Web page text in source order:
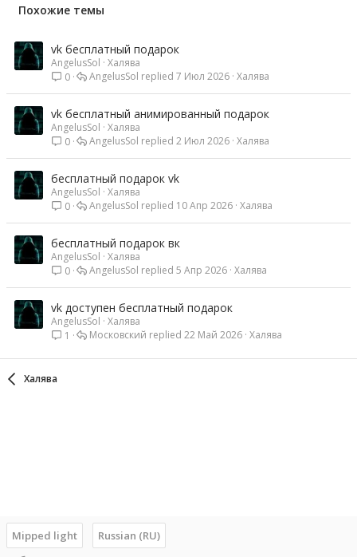
досвидания...
Похожие темы
vk бесплатный подарок
AngelusSol Халява
0
Халява
7 Июл 2026
AngelusSol
vk бесплатный анимированный подарок
AngelusSol Халява
0
Халява
2 Июл 2026
AngelusSol
бесплатный подарок vk
AngelusSol Халява
0
Халява
10 Апр 2026
AngelusSol
бесплатный подарок вк
AngelusSol Халява
0
Халява
5 Апр 2026
AngelusSol
vk доступен бесплатный подарок
AngelusSol Халява
1
Халява
22 Май 2026
Московский
Халява
Mipped light
Russian (RU)